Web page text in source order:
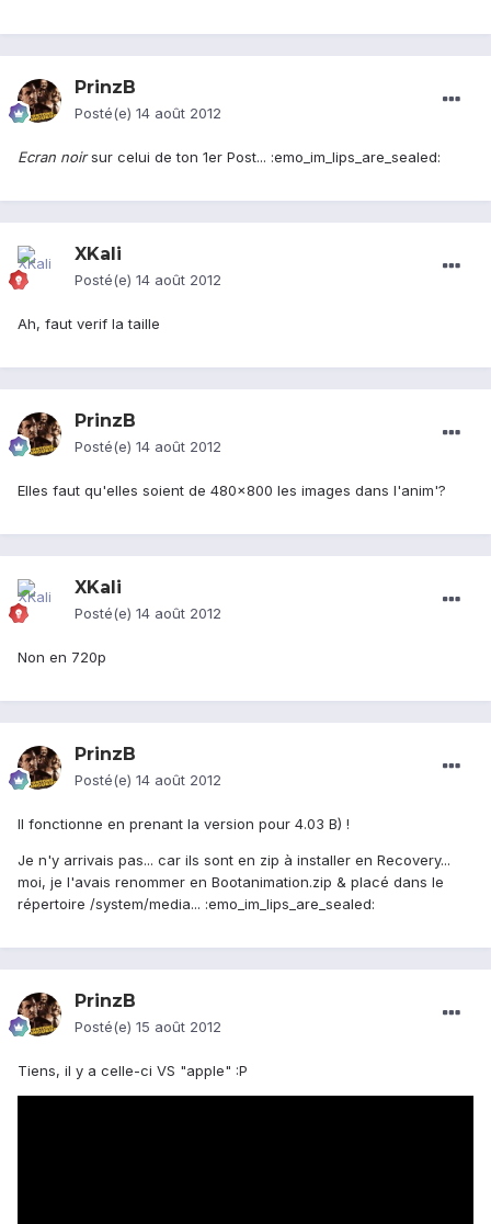
PrinzB
Posté(e) 14 août 2012
Ecran noirsur celui de ton 1er Post... :emo_im_lips_are_sealed:
XKali
Posté(e) 14 août 2012
Ah, faut verif la taille
PrinzB
Posté(e) 14 août 2012
Elles faut qu'elles soient de 480x800 les images dans l'anim'?
XKali
Posté(e) 14 août 2012
Non en 720p
PrinzB
Posté(e) 14 août 2012
Il fonctionne en prenant la version pour 4.03 B) !
Je n'y arrivais pas... car ils sont en zip à installer en Recovery...
moi, je l'avais renommer en Bootanimation.zip & placé dans le
répertoire /system/media... :emo_im_lips_are_sealed:
PrinzB
Posté(e) 15 août 2012
Tiens, il y a celle-ci VS "apple" :P